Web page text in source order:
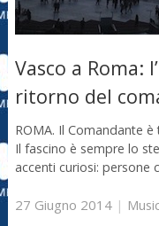
Vasco a Roma:
ritorno del
ROMA. Il Comandante
Il fascino è sempre lo
accenti curiosi: persone
27 Giugno 2014|